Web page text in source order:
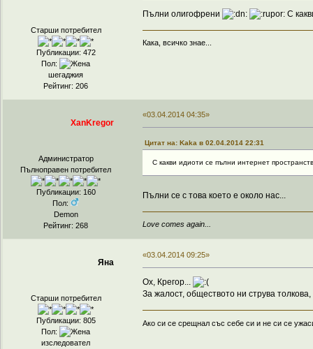
Старши потребител
Публикации: 472
Пол:
шегаджия
Рейтинг: 206
Пълни олигофрени С
Кака, всичко знае...
XanKregor
Администратор
Пълноправен потребител
Публикации: 160
Пол:
Demon
Рейтинг: 268
«03.04.2014 04:35»
Цитат на: Kaka в 02.04.2014 22:31
С какви идиоти се пълни интернет
Пълни се с това което е около нас...
Love comes again...
Яна
Старши потребител
Публикации: 805
Пол:
изследовател
«03.04.2014 09:25»
Ох, Крегор...
За жалост, обществото ни струва
Ако си се срещнал със себе си и не си се